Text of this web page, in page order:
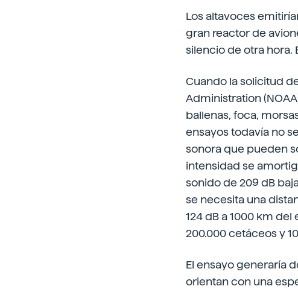
Los altavoces
gran reactor de
silencio de otra hora.
Cuando la solicitud
Administration
ballenas, foca,
ensayos todavía no
sonora que pueden
intensidad se
sonido de 209 dB
se necesita una
124 dB a 1000 km
200.000 cetáceos y
El ensayo generaría
orientan con una